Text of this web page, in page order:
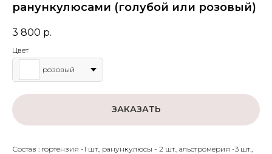
ранункулюсами (голубой или розовый)
3 800 р.
Цвет
розовый
ЗАКАЗАТЬ
Состав : гортензия -1 шт., ранункулюсы - 2 шт., альстромерия -3 шт.,